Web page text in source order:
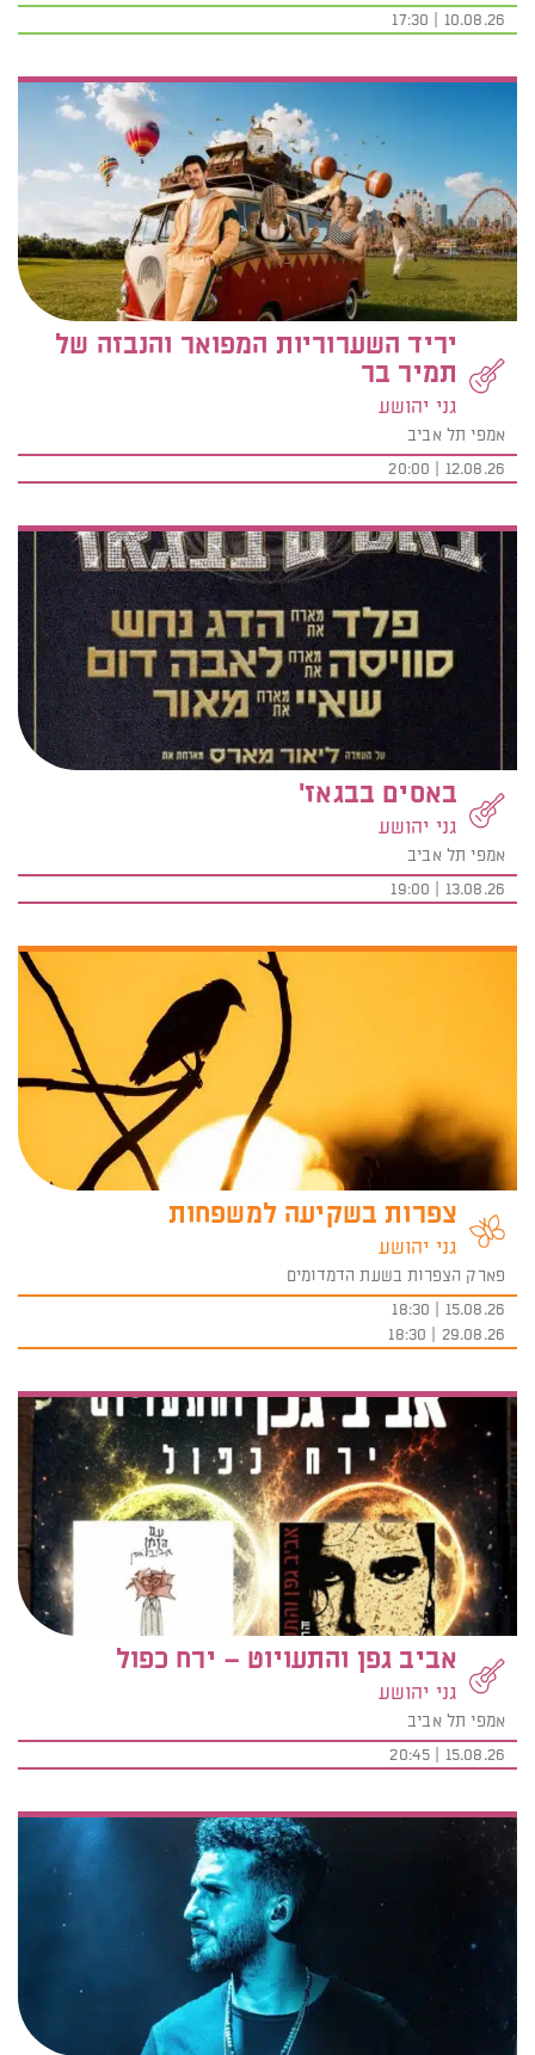
צפרות בשקיעה למשפחות
גני יהושע
פארק הצפרות בשעת הדמדומים
15.08.26 | 18:30
29.08.26 | 18:30
אביב גפן והתעויוט – ירח כפול
גני יהושע
אמפי תל אביב
15.08.26 | 20:45
באסים בבגאז'
גני יהושע
אמפי תל אביב
13.08.26 | 19:00
יריד השערוריות המפואר והנבזה של
תמיר בר
גני יהושע
אמפי תל אביב
12.08.26 | 20:00
10.08.26 | 17:30